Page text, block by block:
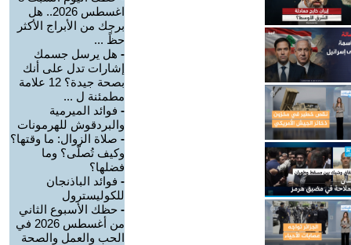
اغسطس 2026.. هل
برجك من الأبراج الأكثر
حظً ...
- هل يرسل جسمك
إشارات تدل على أنك
بصحة جيدة؟ 12 علامة
مطمئنة ل ...
- فوائد الميرمية
والبردقوش للهرمونات
- صلاة الزوال: ما وقتها؟
وكيف تُصلّى؟ وما
فضلها؟
- فوائد الباذنجان
للكوليسترول
- حظك الأسبوع الثاني
من أغسطس 2026 في
الحب والعمل والصحة